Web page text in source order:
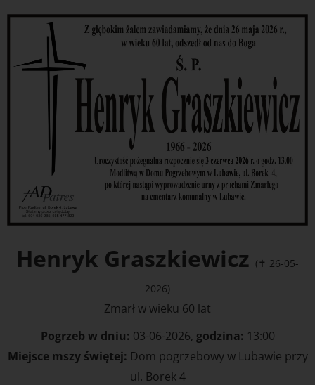
Henryk Graszkiewicz (✝ 26-05-
2026)
Zmarł w wieku 60 lat
Pogrzeb w dniu: 03-06-2026, godzina: 13:00
Miejsce mszy świętej: Dom pogrzebowy w Lubawie przy
ul. Borek 4